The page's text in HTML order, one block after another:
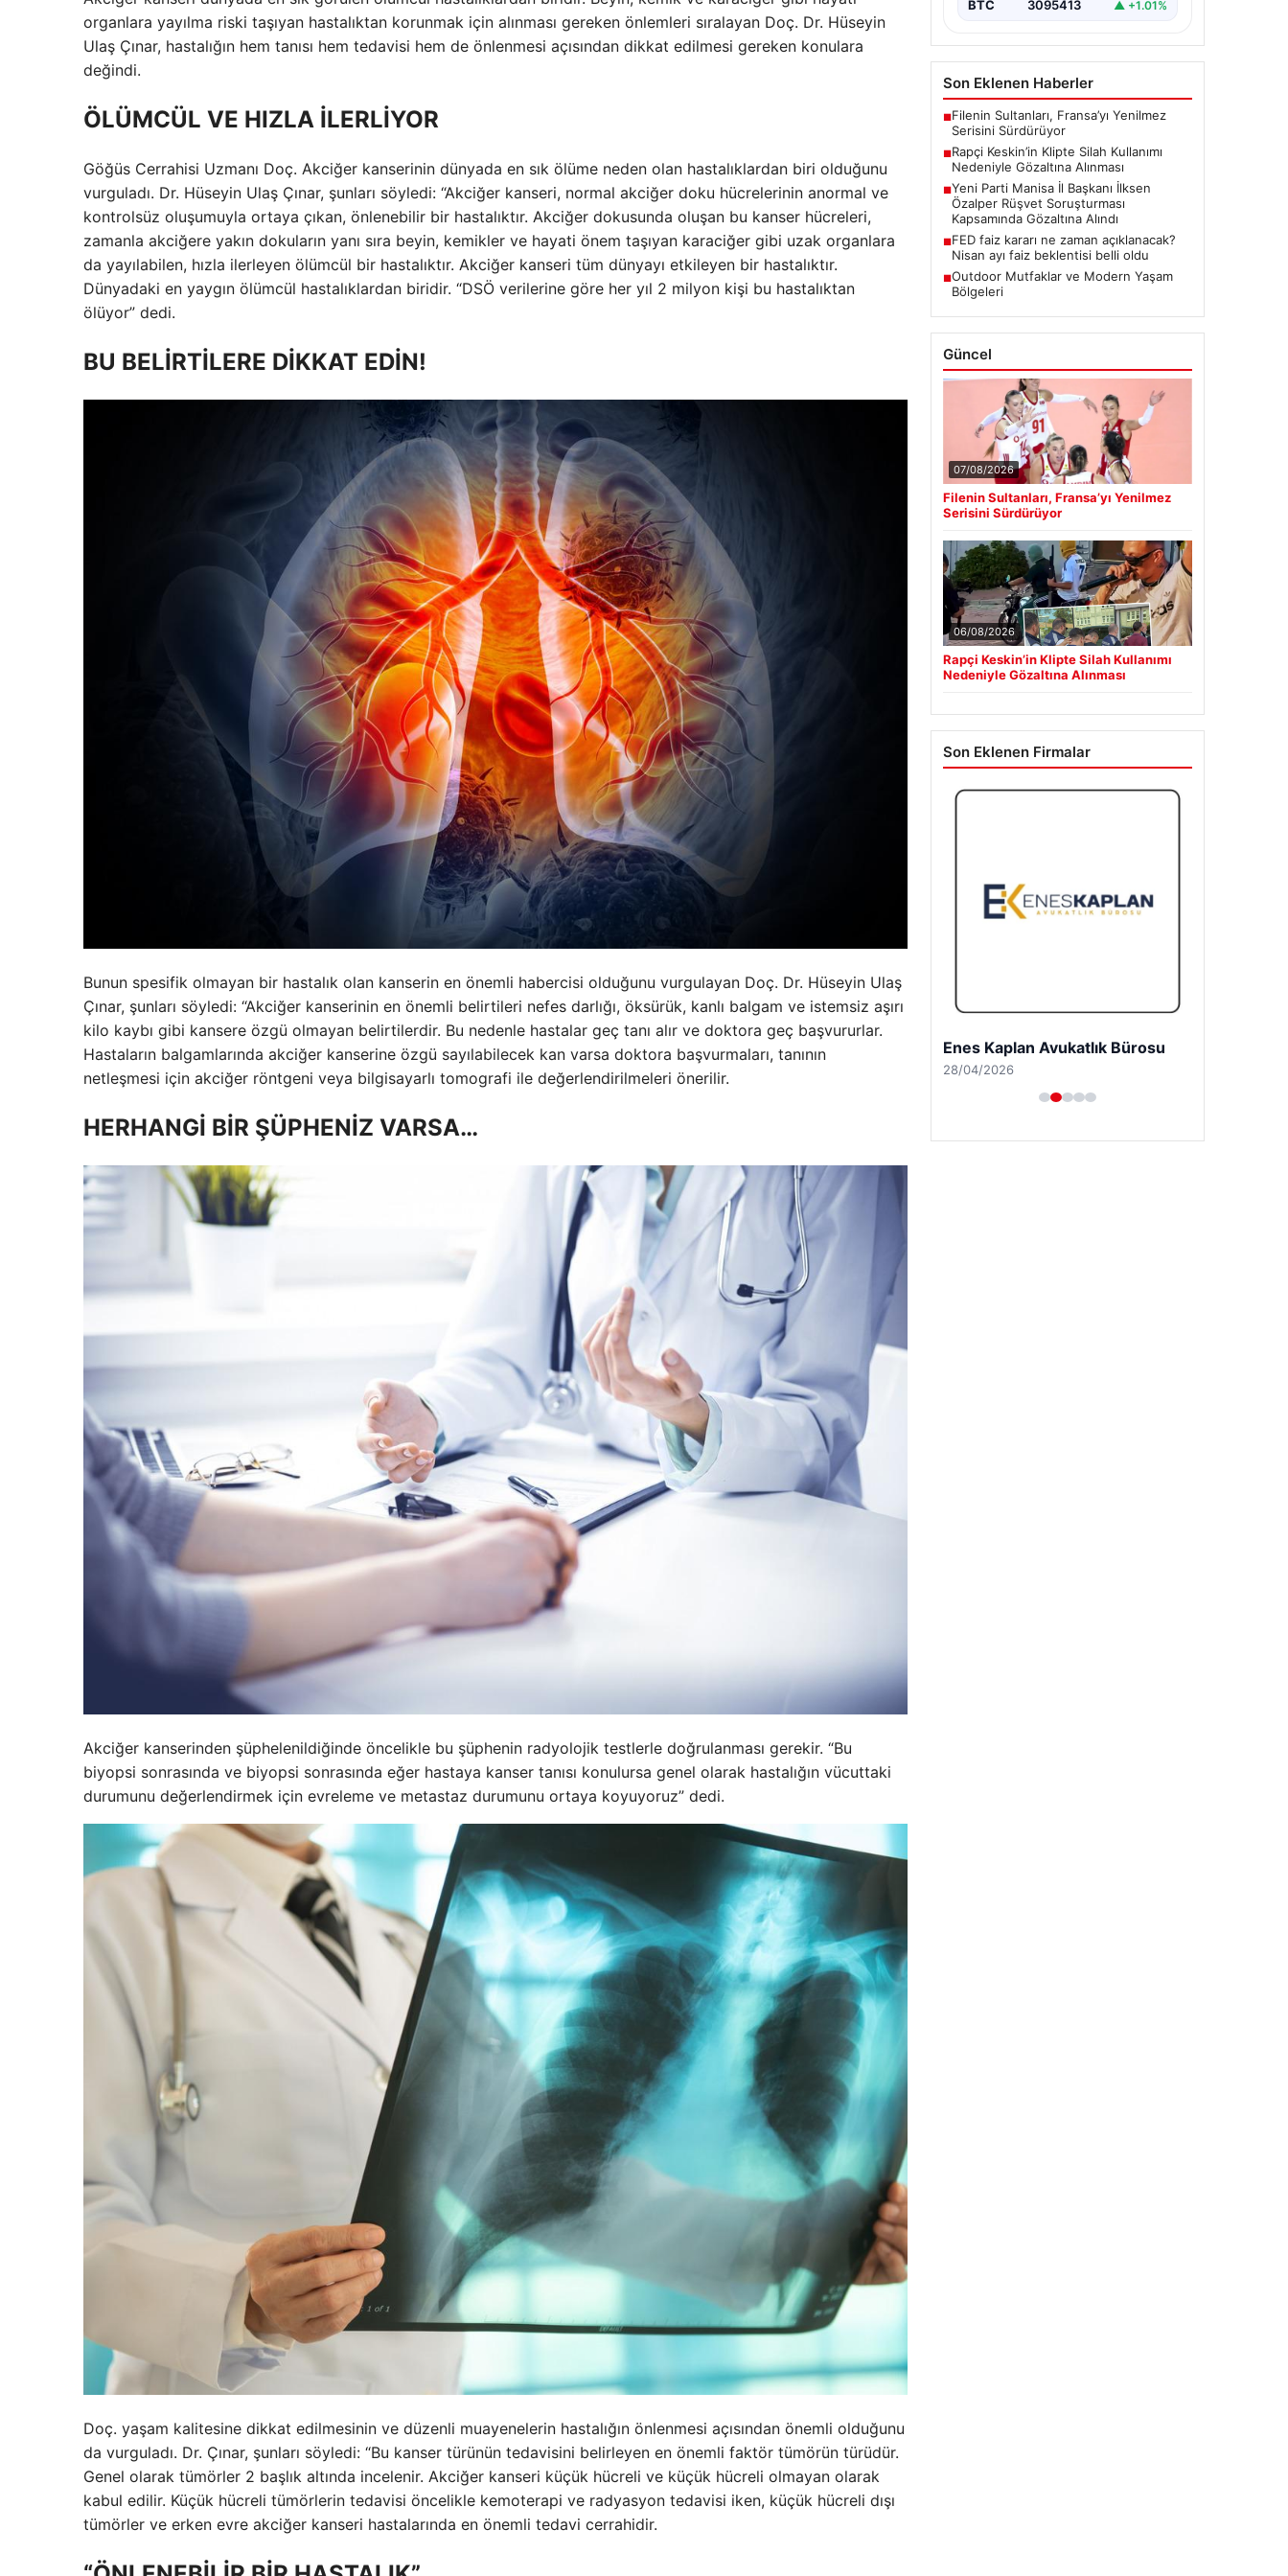
organlara yayılma riski taşıyan hastalıktan korunmak için alınması gereken önlemleri sıralayan Doç. Dr. Hüseyin
Ulaş Çınar, hastalığın hem tanısı hem tedavisi hem de önlenmesi açısından dikkat edilmesi gereken konulara
değindi.
ÖLÜMCÜL VE HIZLA İLERLİYOR
Göğüs Cerrahisi Uzmanı Doç. Akciğer kanserinin dünyada en sık ölüme neden olan hastalıklardan biri olduğunu
vurguladı. Dr. Hüseyin Ulaş Çınar, şunları söyledi: “Akciğer kanseri, normal akciğer doku hücrelerinin anormal ve
kontrolsüz oluşumuyla ortaya çıkan, önlenebilir bir hastalıktır. Akciğer dokusunda oluşan bu kanser hücreleri,
zamanla akciğere yakın dokuların yanı sıra beyin, kemikler ve hayati önem taşıyan karaciğer gibi uzak organlara
da yayılabilen, hızla ilerleyen ölümcül bir hastalıktır. Akciğer kanseri tüm dünyayı etkileyen bir hastalıktır.
Dünyadaki en yaygın ölümcül hastalıklardan biridir. “DSÖ verilerine göre her yıl 2 milyon kişi bu hastalıktan
ölüyor” dedi.
BU BELİRTİLERE DİKKAT EDİN!
Bunun spesifik olmayan bir hastalık olan kanserin en önemli habercisi olduğunu vurgulayan Doç. Dr. Hüseyin Ulaş
Çınar, şunları söyledi: “Akciğer kanserinin en önemli belirtileri nefes darlığı, öksürük, kanlı balgam ve istemsiz aşırı
kilo kaybı gibi kansere özgü olmayan belirtilerdir. Bu nedenle hastalar geç tanı alır ve doktora geç başvururlar.
Hastaların balgamlarında akciğer kanserine özgü sayılabilecek kan varsa doktora başvurmaları, tanının
netleşmesi için akciğer röntgeni veya bilgisayarlı tomografi ile değerlendirilmeleri önerilir.
HERHANGİ BİR ŞÜPHENİZ VARSA…
Akciğer kanserinden şüphelenildiğinde öncelikle bu şüphenin radyolojik testlerle doğrulanması gerekir. “Bu
biyopsi sonrasında ve biyopsi sonrasında eğer hastaya kanser tanısı konulursa genel olarak hastalığın vücuttaki
durumunu değerlendirmek için evreleme ve metastaz durumunu ortaya koyuyoruz” dedi.
Doç. yaşam kalitesine dikkat edilmesinin ve düzenli muayenelerin hastalığın önlenmesi açısından önemli olduğunu
da vurguladı. Dr. Çınar, şunları söyledi: “Bu kanser türünün tedavisini belirleyen en önemli faktör tümörün türüdür.
Genel olarak tümörler 2 başlık altında incelenir. Akciğer kanseri küçük hücreli ve küçük hücreli olmayan olarak
kabul edilir. Küçük hücreli tümörlerin tedavisi öncelikle kemoterapi ve radyasyon tedavisi iken, küçük hücreli dışı
tümörler ve erken evre akciğer kanseri hastalarında en önemli tedavi cerrahidir.
BTC 3095413 ▲ +1.01%
Son Eklenen Haberler
■Filenin Sultanları, Fransa’yı Yenilmez
Serisini Sürdürüyor
■Rapçi Keskin’in Klipte Silah Kullanımı
Nedeniyle Gözaltına Alınması
■Yeni Parti Manisa İl Başkanı İlksen
Özalper Rüşvet Soruşturması
Kapsamında Gözaltına Alındı
■FED faiz kararı ne zaman açıklanacak?
Nisan ayı faiz beklentisi belli oldu
■Outdoor Mutfaklar ve Modern Yaşam
Bölgeleri
Güncel
07/08/2026
Filenin Sultanları, Fransa’yı Yenilmez
Serisini Sürdürüyor
06/08/2026
Rapçi Keskin’in Klipte Silah Kullanımı
Nedeniyle Gözaltına Alınması
Son Eklenen Firmalar
Enes Kaplan Avukatlık Bürosu
28/04/2026